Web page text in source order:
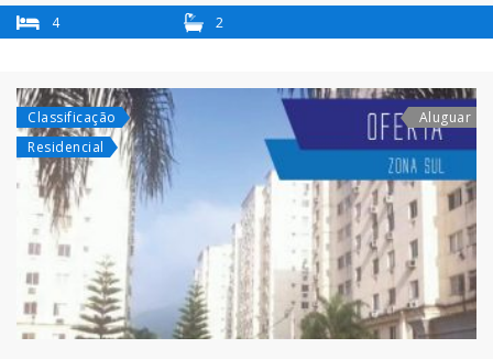
4 2
Classificação
Residencial
Aluguar